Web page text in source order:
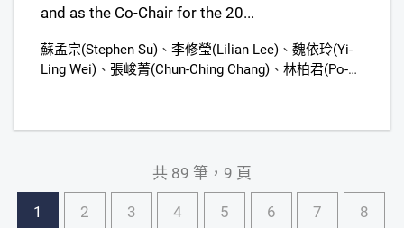
and as the Co-Chair for the 20...
蘇孟宗(Stephen Su) 、 李修瑩(Lilian Lee) 、 魏依玲(Yi-
Ling Wei) 、 張峻菁(Chun-Ching Chang) 、 林柏君(Po-
共 89 筆，9 頁
1 2 3 4 5 6 7 8